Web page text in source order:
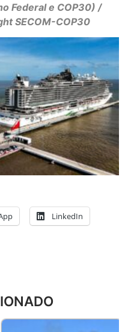
Federal e COP30) /
SECOM-COP30
LinkedIn